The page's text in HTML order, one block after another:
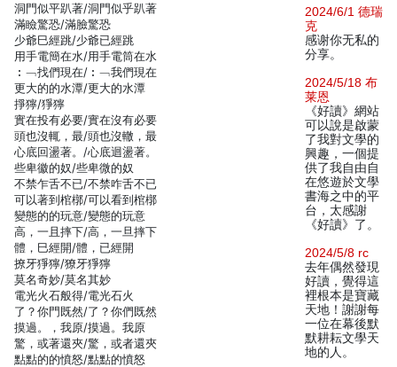
洞門似平趴著/洞門似乎趴著
滿瞼驚恐/滿臉驚恐
少爺巳經跳/少爺已經跳
用手電簡在水/用手電筒在水
︰﹁找們現在/︰﹁我們現在
更大的的水潭/更大的水潭
掙獰/猙獰
實在投有必要/實在沒有必要
頭也沒輒，最/頭也沒轍，最
心底回盪著。/心底迴盪著。
些卑徽的奴/些卑微的奴
不禁乍舌不已/不禁咋舌不已
可以著到棺槨/可以看到棺槨
變態的的玩意/變態的玩意
高，一且摔下/高，一旦摔下
體，巳經開/體，已經開
撩牙猙獰/獠牙猙獰
莫名奇妙/莫名其妙
電光火石般得/電光石火
了？你門既然/了？你們既然
摸過。，我原/摸過。我原
驚，或著還夾/驚，或者還夾
點點的的憤怒/點點的憤怒
2024/6/1 德瑞
克
感谢你无私的
分享。
2024/5/18 布
莱恩
《好讀》網站
可以說是啟蒙
了我對文學的
興趣，一個提
供了我自由自
在悠遊於文學
書海之中的平
台，太感謝
《好讀》了。
2024/5/8 rc
去年偶然發現
好讀，覺得這
裡根本是寶藏
天地！謝謝每
一位在幕後默
默耕耘文學天
地的人。